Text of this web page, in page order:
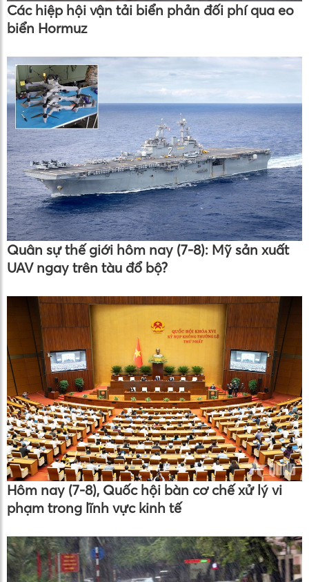
Các hiệp hội vận tải biển phản đối phí qua eo
biển Hormuz
Quân sự thế giới hôm nay (7-8): Mỹ sản xuất
UAV ngay trên tàu đổ bộ?
Hôm nay (7-8), Quốc hội bàn cơ chế xử lý vi
phạm trong lĩnh vực kinh tế